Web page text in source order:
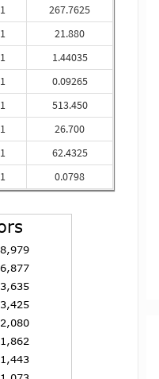
1
1
1
1
1
1
1
1
267.7625
21.880
1.44035
0.09265
513.450
26.700
62.4325
0.0798